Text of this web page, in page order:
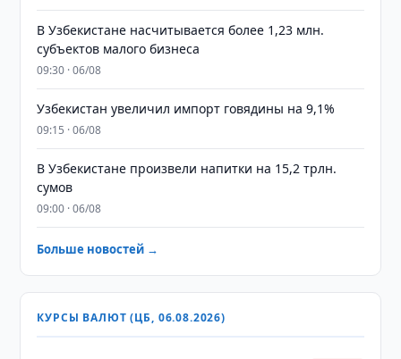
В Узбекистане насчитывается более 1,23 млн.
субъектов малого бизнеса
09:30 · 06/08
Узбекистан увеличил импорт говядины на 9,1%
09:15 · 06/08
В Узбекистане произвели напитки на 15,2 трлн.
сумов
09:00 · 06/08
Больше новостей →
КУРСЫ ВАЛЮТ (ЦБ, 06.08.2026)